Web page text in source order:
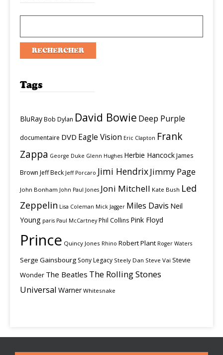
Tags
BluRayBob Dylan David Bowie Deep Purple
documentaire DVD Eagle Vision Eric Clapton Frank
Zappa George Duke Glenn Hughes Herbie HancockJames
Brown Jeff Beck Jeff Porcaro Jimi HendrixJimmy Page
John Bonham John Paul Jones Joni Mitchell Kate Bush Led
Zeppelin Lisa Coleman Mick Jagger Miles Davis Neil
Young paris Paul McCartney Phil Collins Pink Floyd
Prince Quincy Jones Rhino Robert Plant Roger Waters
Serge Gainsbourg Sony Legacy Steely Dan Steve Vai Stevie
Wonder The Beatles The Rolling Stones
Universal Warner Whitesnake